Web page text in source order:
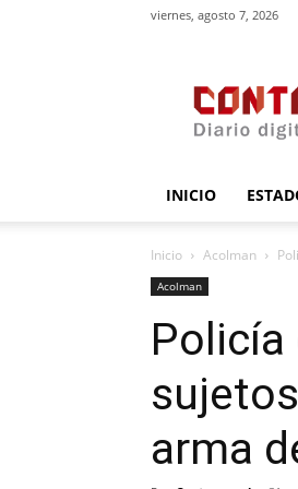
viernes, agosto 7, 2026
INICIO
Inicio Acolman
Acolman
Policía
arma